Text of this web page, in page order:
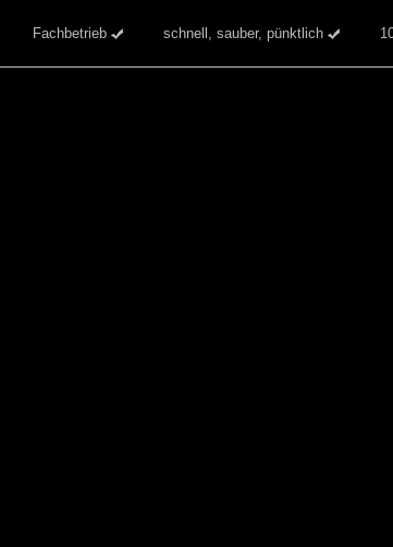
Fachbetrieb schnell, sauber, pünktlich